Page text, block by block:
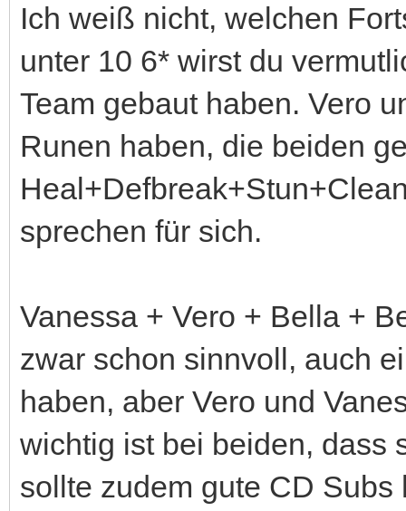
Ich weiß nicht, welchen
unter 10 6* wirst du
Team gebaut haben. Vero
Runen haben, die beiden
sprechen für sich.
Vanessa + Vero + Bella +
zwar schon sinnvoll, auch
haben, aber Vero und
wichtig ist bei beiden, dass
sollte zudem gute CD